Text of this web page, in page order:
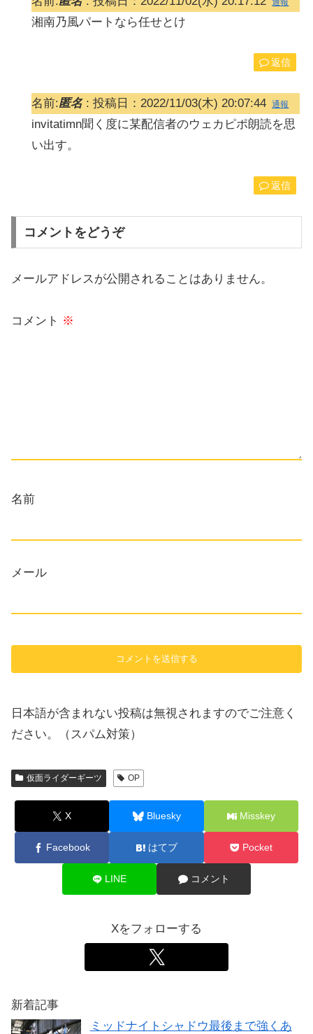
湘南乃風パートなら任せとけ
返信
名前:匿名: 投稿日：2022/11/03(木) 20:07:44 通報
invitatimn聞く度に某配信者のウェカピポ朗読を思
い出す。
返信
コメントをどうぞ
メールアドレスが公開されることはありません。
コメント ※
名前
メール
日本語が含まれない投稿は無視されますのでご注意く
ださい。（スパム対策）
仮面ライダーギーツ OP
X Bluesky Misskey
Facebook はてブ Pocket
LINE コメント
Xをフォローする
新着記事
ミッドナイトシャドウ最後まで強くあ